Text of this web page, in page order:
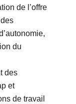
de l’offre
du
des
et
de travail